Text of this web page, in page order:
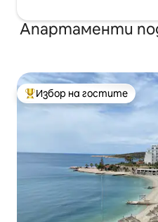
Апартаменти
Най-популярен избор на
Избор на гостите